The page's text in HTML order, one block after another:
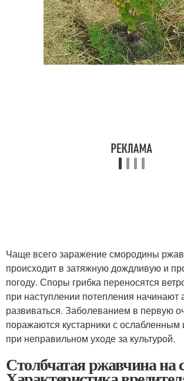
Чаще всего заражение смородины
происходит в затяжную дождливую и
погоду. Споры грибка переносятся
при наступлении потепления начинают
развиваться. Заболеванием в первую
поражаются кустарники с ослабленным
при неправильном уходе за культурой.
Столбчатая ржавчина на